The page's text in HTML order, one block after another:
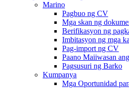
Marino
Pagbuo ng CV
Mga skan ng
Berifikasyon ng
Imbitasyon ng mga
Pag-import ng CV
Paano Maiiwasan
Pagsusuri ng Barko
Kumpanya
Mga Oportunidad